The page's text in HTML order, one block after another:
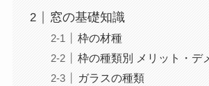
窓の基礎知識
枠の材種
枠の種類別 メリット・デ
ガラスの種類